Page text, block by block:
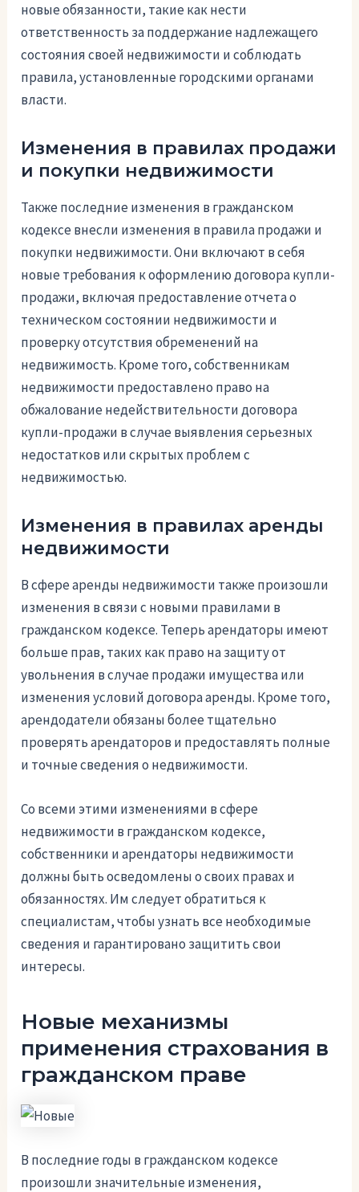
новые обязанности, такие как нести
ответственность за поддержание надлежащего
состояния своей недвижимости и соблюдать
правила, установленные городскими органами
власти.
Изменения в правилах продажи
и покупки недвижимости
Также последние изменения в гражданском
кодексе внесли изменения в правила продажи и
покупки недвижимости. Они включают в себя
новые требования к оформлению договора купли-
продажи, включая предоставление отчета о
техническом состоянии недвижимости и
проверку отсутствия обременений на
недвижимость. Кроме того, собственникам
недвижимости предоставлено право на
обжалование недействительности договора
купли-продажи в случае выявления серьезных
недостатков или скрытых проблем с
недвижимостью.
Изменения в правилах аренды
недвижимости
В сфере аренды недвижимости также произошли
изменения в связи с новыми правилами в
гражданском кодексе. Теперь арендаторы имеют
больше прав, таких как право на защиту от
увольнения в случае продажи имущества или
изменения условий договора аренды. Кроме того,
арендодатели обязаны более тщательно
проверять арендаторов и предоставлять полные
и точные сведения о недвижимости.
Со всеми этими изменениями в сфере
недвижимости в гражданском кодексе,
собственники и арендаторы недвижимости
должны быть осведомлены о своих правах и
обязанностях. Им следует обратиться к
специалистам, чтобы узнать все необходимые
сведения и гарантировано защитить свои
интересы.
Новые механизмы
применения страхования в
гражданском праве
В последние годы в гражданском кодексе
произошли значительные изменения,